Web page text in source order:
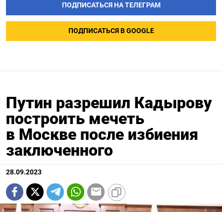
ПОДПИСАТЬСЯ НА ТЕЛЕГРАМ
ПОДПИСАТЬСЯ В GOOGLE
Путин разрешил Кадырову
построить мечеть
в Москве после избиения
заключенного
28.09.2023